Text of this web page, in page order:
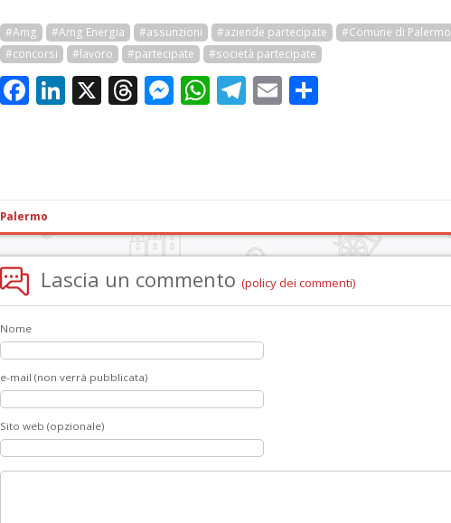
#Amg #Amg Energia #assunzioni #aziende partecipate
#Comune di Palermo
#concorsi
#lavoro #partecipate #società partecipate
Facebook
LinkedIn
X Threads
Messenger
WhatsApp
Telegram
Email
Palermo
Lascia un commento (policy dei commenti)
Nome
e-mail (non verrà pubblicata)
Sito web (opzionale)